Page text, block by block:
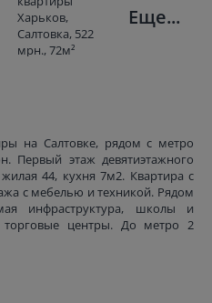
Еще...
на Салтовке, рядом с метро
Первый этаж девятиэтажного
44, кухня 7м2. Квартира с
с мебелью и техникой. Рядом
инфраструктура, школы и
торговые центры. До метро 2